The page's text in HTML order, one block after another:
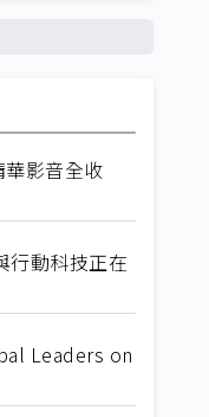
影音全收
行動科技正在
Leaders on